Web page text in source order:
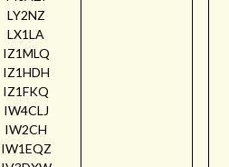
LY2NZ
LX1LA
IZ1MLQ
IZ1HDH
IZ1FKQ
IW4CLJ
IW2CH
IW1EQZ